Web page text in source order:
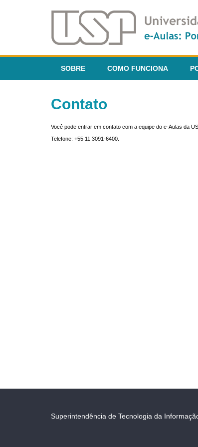
SOBRE COMO FUNCIONA
Contato
Você pode entrar em contato com a equipe do e-Aulas da
Telefone: +55 11 3091-6400.
Superintendência de Tecnologia da